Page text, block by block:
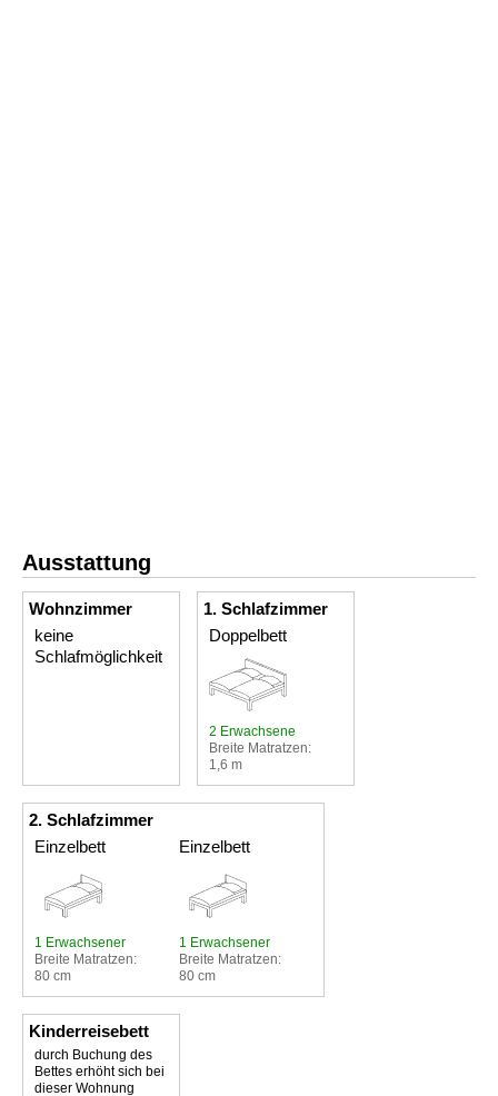
Ausstattung
Wohnzimmer
keine
Schlafmöglichkeit
1. Schlafzimmer
Doppelbett
2 Erwachsene
Breite Matratzen:
1,6 m
2. Schlafzimmer
Einzelbett
1 Erwachsener
Breite Matratzen:
80 cm
Einzelbett
1 Erwachsener
Breite Matratzen:
80 cm
Kinderreisebett
durch Buchung des
Bettes erhöht sich bei
dieser Wohnung